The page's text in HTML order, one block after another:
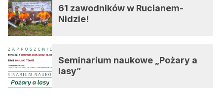
61 zawodników w Rucianem-
Nidzie!
Seminarium naukowe „Pożary a
lasy”